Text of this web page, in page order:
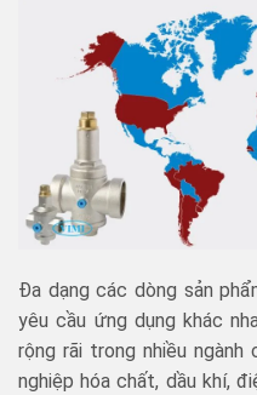
Đa dạng các dòng sản
yêu cầu ứng dụng khác
rộng rãi trong nhiều
nghiệp hóa chất, dầu khí,